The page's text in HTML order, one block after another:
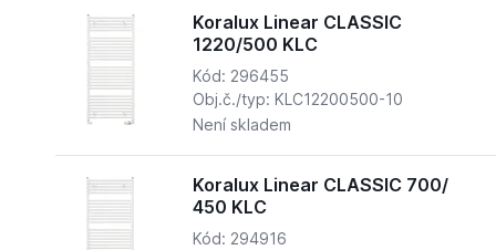
Koralux Linear CLASSIC
1220/500 KLC
Kód: 296455
Obj.č./typ: KLC12200500-10
Není skladem
Koralux Linear CLASSIC 700/
450 KLC
Kód: 294916